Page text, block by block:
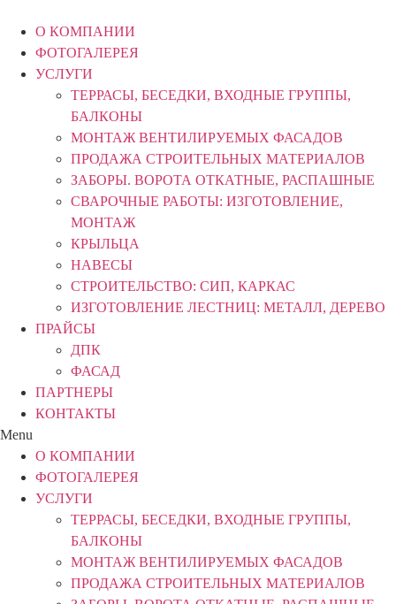
содержимому
О КОМПАНИИ
ФОТОГАЛЕРЕЯ
УСЛУГИ
ТЕРРАСЫ, БЕСЕДКИ, ВХОДНЫЕ ГРУППЫ,
БАЛКОНЫ
МОНТАЖ ВЕНТИЛИРУЕМЫХ ФАСАДОВ
ПРОДАЖА СТРОИТЕЛЬНЫХ МАТЕРИАЛОВ
ЗАБОРЫ. ВОРОТА ОТКАТНЫЕ, РАСПАШНЫЕ
СВАРОЧНЫЕ РАБОТЫ: ИЗГОТОВЛЕНИЕ,
МОНТАЖ
КРЫЛЬЦА
НАВЕСЫ
СТРОИТЕЛЬСТВО: СИП, КАРКАС
ИЗГОТОВЛЕНИЕ ЛЕСТНИЦ: МЕТАЛЛ, ДЕРЕВО
ПРАЙСЫ
ДПК
ФАСАД
ПАРТНЕРЫ
КОНТАКТЫ
Menu
О КОМПАНИИ
ФОТОГАЛЕРЕЯ
УСЛУГИ
ТЕРРАСЫ, БЕСЕДКИ, ВХОДНЫЕ ГРУППЫ,
БАЛКОНЫ
МОНТАЖ ВЕНТИЛИРУЕМЫХ ФАСАДОВ
ПРОДАЖА СТРОИТЕЛЬНЫХ МАТЕРИАЛОВ